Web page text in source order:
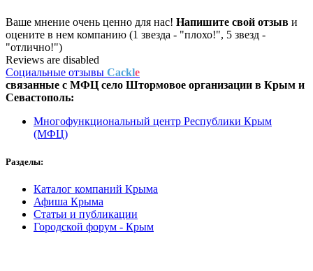
Ваше мнение очень ценно для нас! Напишите свой отзыв и
оцените в нем компанию (1 звезда - "плохо!", 5 звезд -
"отлично!")
Reviews are disabled
Социальные отзывы Cackle
связанные с МФЦ село Штормовое организации в Крым и
Севастополь:
Многофункциональный центр Республики Крым
(МФЦ)
Разделы:
Каталог компаний Крыма
Афиша Крыма
Статьи и публикации
Городской форум - Крым